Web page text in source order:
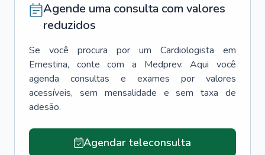
Agende uma consulta com valores
reduzidos
Se você procura por um Cardiologista
em
Ernestina, conte com a Medprev. Aqui você
agenda consultas e exames por valores
acessíveis, sem mensalidade e sem taxa de
adesão.
Agendar teleconsulta